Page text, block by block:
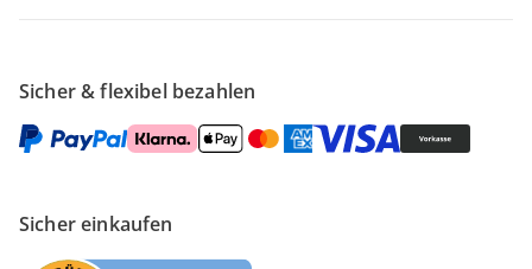
Sicher & flexibel bezahlen
Sicher einkaufen